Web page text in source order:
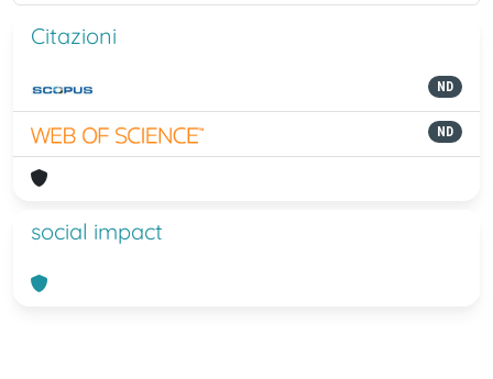
Citazioni
ND
ND
social impact